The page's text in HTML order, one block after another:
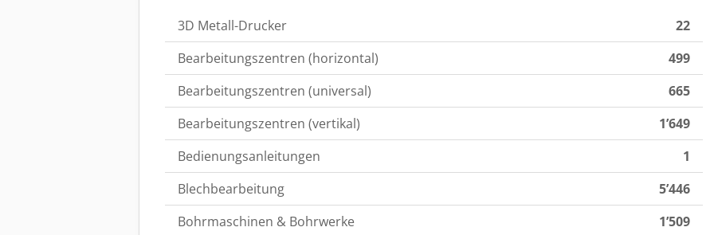
3D Metall-Drucker
22
Bearbeitungszentren (horizontal)
499
Bearbeitungszentren (universal)
665
Bearbeitungszentren (vertikal)
1’649
Bedienungsanleitungen
1
Blechbearbeitung
5’446
Bohrmaschinen & Bohrwerke
1’509